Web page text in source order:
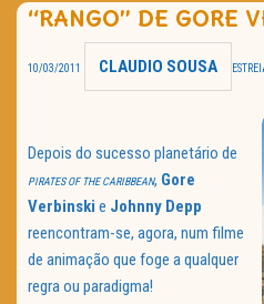
HOME CINEMA
NOTA PESSOAL
Política de
“RANGO” DE GORE
10/03/2011 CLAUDIO SOUSA
Depois do sucesso planetário de
PIRATES OF THE CARIBBEAN, Gore
Verbinski e Johnny Depp
reencontram-se, agora, num filme
de animação que foge a qualquer
regra ou paradigma!